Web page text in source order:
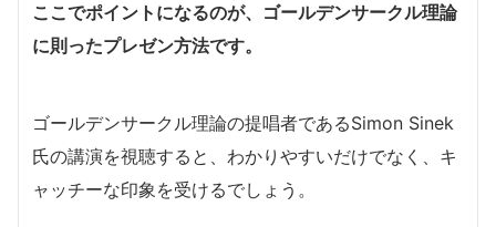
ここでポイントになるのが、ゴールデンサークル理論
に則ったプレゼン方法です。
ゴールデンサークル理論の提唱者であるSimon Sinek
氏の講演を視聴すると、わかりやすいだけでなく、キ
ャッチーな印象を受けるでしょう。